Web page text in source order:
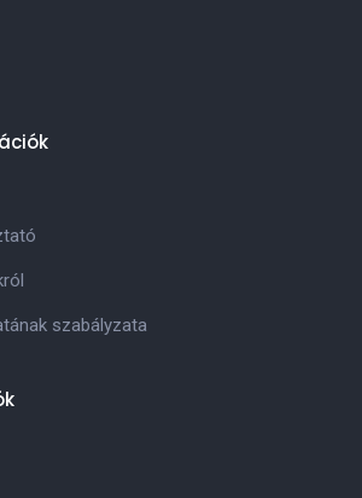
szabályzata